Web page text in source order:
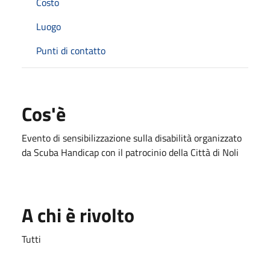
Luogo
Punti di contatto
Cos'è
Evento di sensibilizzazione sulla disabilità organizzato
da Scuba Handicap con il patrocinio della Città di Noli
A chi è rivolto
Tutti